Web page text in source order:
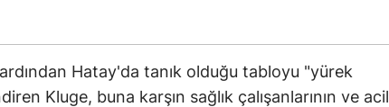
Hatay'da tanık olduğu tabloyu "yürek
Kluge, buna karşın sağlık çalışanlarının ve acil